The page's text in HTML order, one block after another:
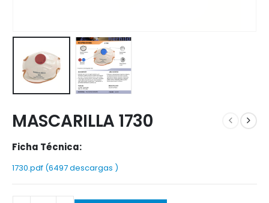
MASCARILLA 1730
Ficha Técnica:
1730.pdf (6497 descargas )